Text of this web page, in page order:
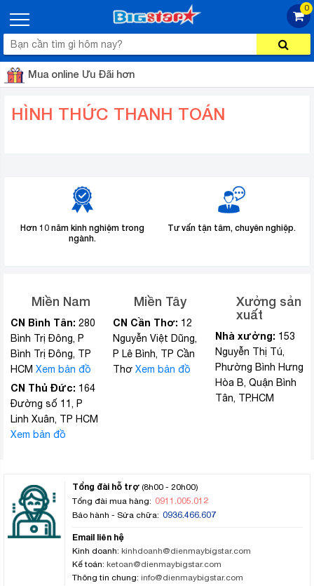
0
Mua online Ưu Đãi hơn
HÌNH THỨC THANH TOÁN
Hơn 10 năm kinh nghiệm trong
ngành.
Tư vấn tận tâm, chuyên nghiệp.
Miền Nam
CN Bình Tân: 280
Bình Trị Đông, P
Bình Trị Đông, TP
HCM Xem bản đồ
CN Thủ Đức: 164
Đường số 11, P
Linh Xuân, TP HCM
Xem bản đồ
Miền Tây
CN Cần Thơ: 12
Nguyễn Việt Dũng,
P Lê Bình, TP Cần
Thơ Xem bản đồ
Xưởng sản
xuất
Nhà xưởng: 153
Nguyễn Thị Tú,
Phường Bình Hưng
Hòa B, Quận Bình
Tân, TP.HCM
Tổng đài hỗ trợ (8h00 - 20h00)
Tổng đài mua hàng: 0911.005.012
Bảo hành - Sửa chữa: 0936.466.607
Email liên hệ
Kinh doanh: kinhdoanh@dienmaybigstar.com
Kế toán: ketoan@dienmaybigstar.com
Thông tin chung: info@dienmaybigstar.com